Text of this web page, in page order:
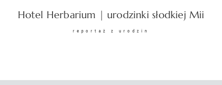
Hotel Herbarium | urodzinki słodkiej Mii
reportaż z urodzin